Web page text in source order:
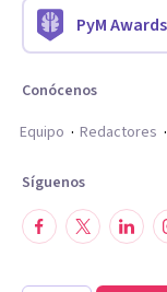
PyM
Conócenos
Equipo
Redactores
Síguenos